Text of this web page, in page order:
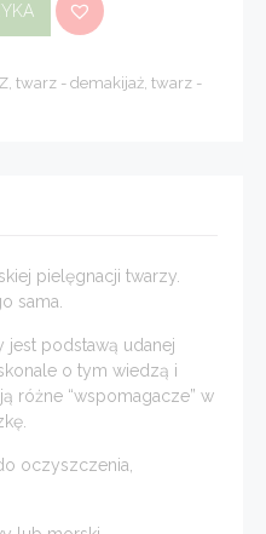
,twarz - demakijaż,twarz -
pielęgnacji twarzy.
sama.
jest podstawą udanej
o tym wiedzą i
różne “wspomagacze” w
oczyszczenia,